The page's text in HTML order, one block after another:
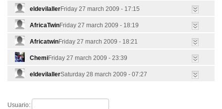
eldevilallerFriday 27 march 2009 - 17:15
AfricaTwinFriday 27 march 2009 - 18:19
AfricatwinFriday 27 march 2009 - 18:21
ChemiFriday 27 march 2009 - 23:39
eldevilallerSaturday 28 march 2009 - 07:27
Usuario: